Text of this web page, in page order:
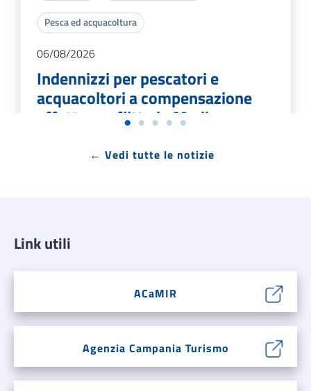
Pesca ed acquacoltura
06/08/2026
Indennizzi per pescatori e
acquacoltori a compensazione
effetto conflitto in Medio
← Vedi tutte le notizie
Link utili
ACaMIR
Agenzia Campania Turismo